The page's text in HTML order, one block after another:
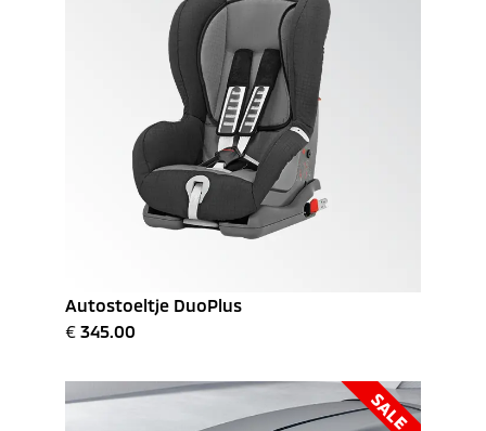
Autostoeltje DuoPlus
€ 345.00
SALE